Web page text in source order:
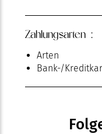
Zahlungsarten :
Arten
Bank-/